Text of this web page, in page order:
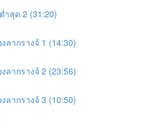
ำสุด 2 (31:20)
ลากรางจ์ 1 (14:30)
ลากรางจ์ 2 (23:56)
ลากรางจ์ 3 (10:50)